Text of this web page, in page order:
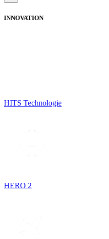
INNOVATION
HITS Technologie
HERO 2